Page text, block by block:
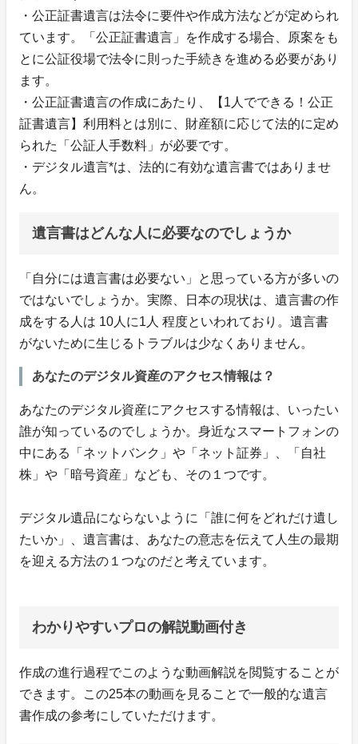
・公正証書遺言は法令に要件や作成方法などが定められ
ています。「公正証書遺言」を作成する場合、原案をも
とに公証役場で法令に則った手続きを進める必要があり
ます。
・公正証書遺言の作成にあたり、【1人でできる！公正
証書遺言】利用料とは別に、財産額に応じて法的に定め
られた「公証人手数料」が必要です。
・デジタル遺言*は、法的に有効な遺言書ではありませ
ん。
遺言書はどんな人に必要なのでしょうか
「自分には遺言書は必要ない」と思っている方が多いの
ではないでしょうか。実際、日本の現状は、遺言書の作
成をする人は 10人に1人 程度といわれており。遺言書
がないために生じるトラブルは少なくありません。
あなたのデジタル資産のアクセス情報は？
あなたのデジタル資産にアクセスする情報は、いったい
誰が知っているのでしょうか。身近なスマートフォンの
中にある「ネットバンク」や「ネット証券」、「自社
株」や「暗号資産」なども、その１つです。
デジタル遺品にならないように「誰に何をどれだけ遺し
たいか」、遺言書は、あなたの意志を伝えて人生の最期
を迎える方法の１つなのだと考えています。
わかりやすいプロの解説動画付き
作成の進行過程でこのような動画解説を閲覧することが
できます。この25本の動画を見ることで一般的な遺言
書作成の参考にしていただけます。